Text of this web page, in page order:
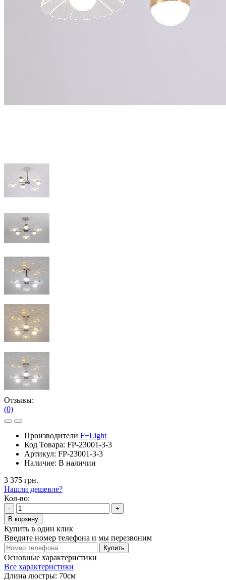
Отзывы:
(0)
Производители F+Light
Код Товара: FP-23001-3-3
Артикул: FP-23001-3-3
Наличие: В наличии
3 375 грн.
Нашли дешевле?
Кол-во:
-
+
В корзину
Купить в один клик
Введите номер телефона и мы перезвоним
Купить
Основные характеристики
Все характеристики
Длина люстры: 70см